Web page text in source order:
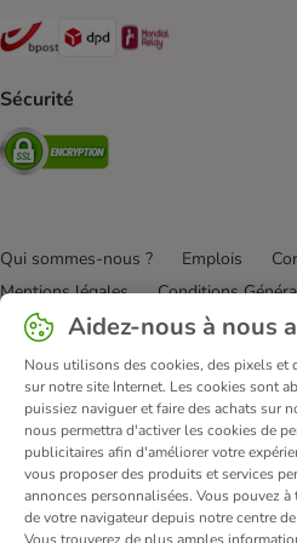
Bpost Shipping Method
DPD Shipping Method
Sécurité
Security
Qui sommes-nous ? Emplois
Mentions légales
Conditions
Renoncer au contrat ici
Élimination
Frais et délai de livraison
Virement bancaire
Déclaration
© zooplus SE 2026
Aidez-nous à nous
Nous utilisons des cookies, des pixels et
sur notre site Internet. Les cookies sont
puissiez naviguer et faire des achats sur
nous permettra d'activer les cookies de
publicitaires afin d'améliorer votre
vous proposer des produits et services
annonces personnalisées. Vous pouvez
de votre navigateur depuis notre centre